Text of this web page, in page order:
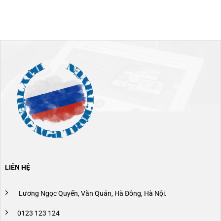
LIÊN HỆ
Lương Ngọc Quyến, Văn Quán, Hà Đông, Hà Nội.
0123 123 124